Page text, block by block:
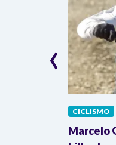
CICLISMO
Marcelo
‹